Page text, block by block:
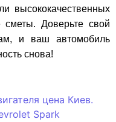
высококачественных
сметы. Доверьте свой
и ваш автомобиль
снова!
цена Киев.
Spark